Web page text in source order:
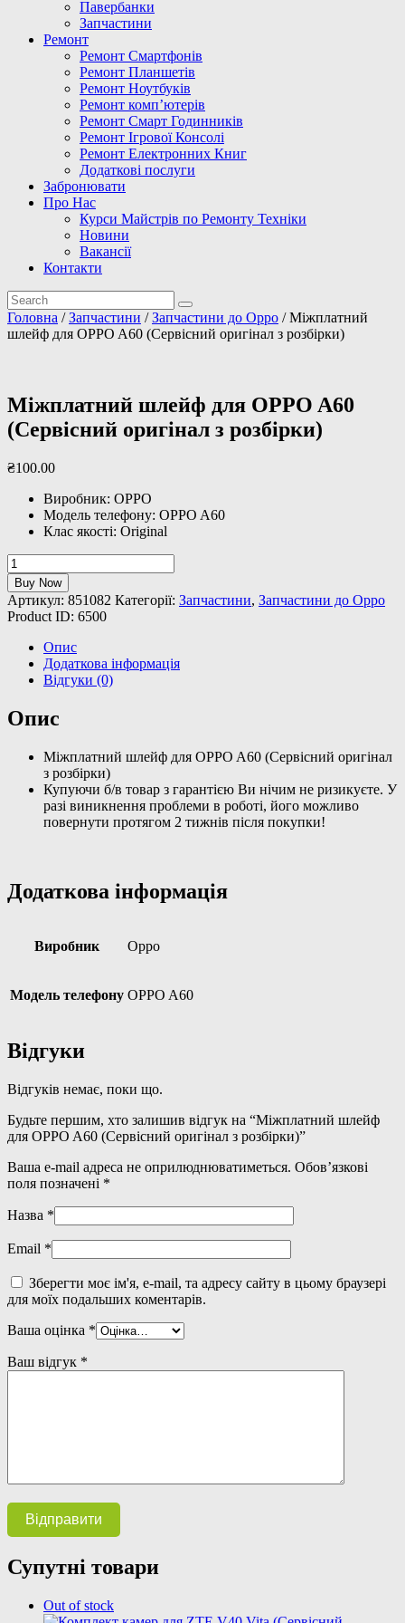
Павербанки
Запчастини
Ремонт
Ремонт Смартфонів
Ремонт Планшетів
Ремонт Ноутбуків
Ремонт комп’ютерів
Ремонт Смарт Годинників
Ремонт Ігрової Консолі
Ремонт Електронних Книг
Додаткові послуги
Забронювати
Про Нас
Курси Майстрів по Ремонту Техніки
Новини
Вакансії
Контакти
Головна /Запчастини /Запчастини до Oppo / Міжплатний
шлейф для OPPO A60 (Сервісний оригінал з розбірки)
Міжплатний шлейф для OPPO A60
(Сервісний оригінал з розбірки)
₴100.00
Виробник: OPPO
Модель телефону: OPPO A60
Клас якості: Original
Міжплатний
шлейф
для
OPPO
A60
(Сервісний
оригінал
розбірки)
кількість
Buy Now
Артикул: 851082 Категорії: Запчастини, Запчастини до Oppo
Product ID: 6500
Опис
Додаткова інформація
Відгуки (0)
Опис
Міжплатний шлейф для OPPO A60 (Сервісний оригінал
з розбірки)
Купуючи б/в товар з гарантією Ви нічим не ризикуєте. У
разі виникнення проблеми в роботі, його можливо
повернути протягом 2 тижнів після покупки!
Додаткова інформація
Виробник Oppo
Модель телефону OPPO A60
Відгуки
Відгуків немає, поки що.
Будьте першим, хто залишив відгук на “Міжплатний шлейф
для OPPO A60 (Сервісний оригінал з розбірки)”
Ваша e-mail адреса не оприлюднюватиметься. Обов’язкові
поля позначені *
Назва *
Email *
Зберегти моє ім'я, e-mail, та адресу сайту в цьому браузері
для моїх подальших коментарів.
Ваша оцінка *
Ваш відгук *
Супутні товари
Out of stock